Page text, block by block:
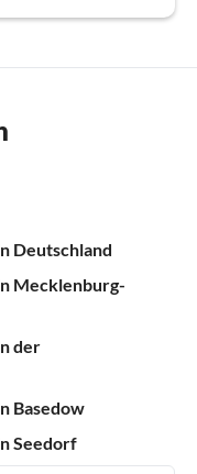
Deutschland
Mecklenburg-
der
Basedow
Seedorf